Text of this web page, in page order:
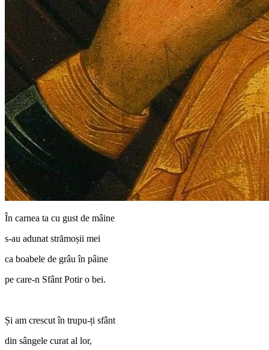
În carnea ta cu gust de mâine
s-au adunat strămoșii mei
ca boabele de grâu în pâine
pe care-n Sfânt Potir o bei.
Și am crescut în trupu-ți sfânt
din sângele curat al lor,